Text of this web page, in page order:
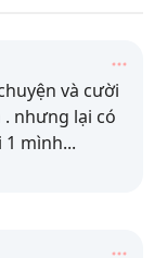
và cười
nhưng lại có
1 mình...